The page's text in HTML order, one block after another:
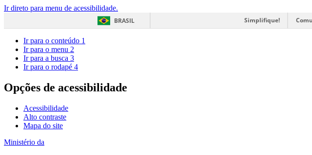
Ir direto para menu de acessibilidade.
BRASIL
Simplifique!
Ir para o conteúdo 1
Ir para o menu 2
Ir para a busca 3
Ir para o rodapé 4
Opções de acessibilidade
Acessibilidade
Alto contraste
Mapa do site
Ministério da